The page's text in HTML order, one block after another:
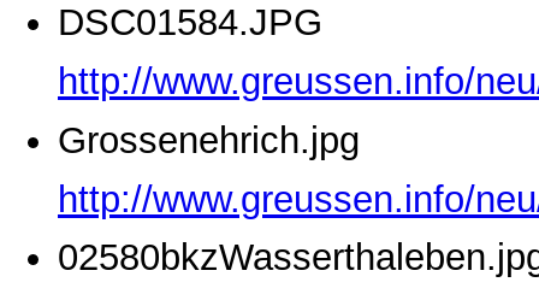
DSC01584.JPG
http://www.greussen.info/
Grossenehrich.jpg
http://www.greussen.info/